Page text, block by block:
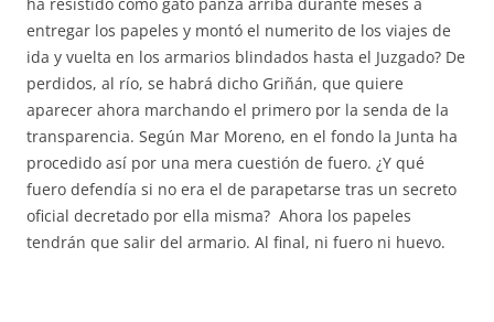
entregar los papeles y montó el numerito de los viajes de
ida y vuelta en los armarios blindados hasta el Juzgado? De
perdidos, al río, se habrá dicho Griñán, que quiere
aparecer ahora marchando el primero por la senda de la
transparencia. Según Mar Moreno, en el fondo la Junta ha
procedido así por una mera cuestión de fuero. ¿Y qué
fuero defendía si no era el de parapetarse tras un secreto
oficial decretado por ella misma? Ahora los papeles
tendrán que salir del armario. Al final, ni fuero ni huevo.